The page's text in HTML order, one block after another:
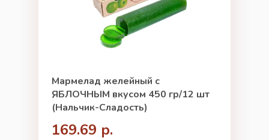
Мармелад желейный с
ЯБЛОЧНЫМ вкусом 450 гр/12 шт
(Нальчик-Сладость)
169.69 р.